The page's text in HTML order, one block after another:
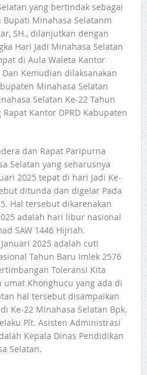
yang bertindak sebagai
Minahasa Selatanm
SH., dilanjutkan dengan
Hari Jadi Minahasa Selatan
di Aula Waleta Kantor
Kemudian dilaksanakan
Minahasa Selatan
Selatan Ke-22 Tahun
Kantor DPRD Kabupaten
dan Rapat Paripurna
Selatan yang seharusnya
2025 tepat di hari Jadi Ke-
ditunda dan digelar Pada
Hal tersebut dikarenakan
adalah hari libur nasional
SAW 1446 Hijriah.
2025 adalah cuti
Tahun Baru Imlek 2576
Toleransi Kita
Khonghucu yang ada di
hal tersebut disampaikan
Ke-22 Minahasa Selatan Bpk.
Plt. Asisten Administrasi
Kepala Dinas Pendidikan
Selatan.